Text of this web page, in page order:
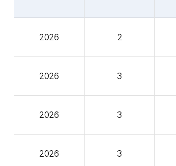
2026 2
2026 3
2026 3
2026 3